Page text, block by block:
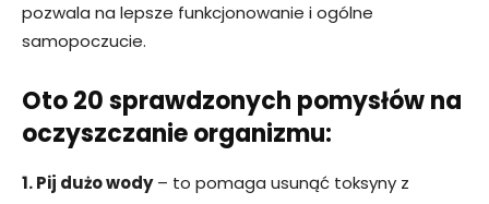
pozwala na lepsze funkcjonowanie i ogólne
samopoczucie.
Oto 20 sprawdzonych pomysłów na
oczyszczanie organizmu:
1. Pij dużo wody– to pomaga usunąć toksyny z